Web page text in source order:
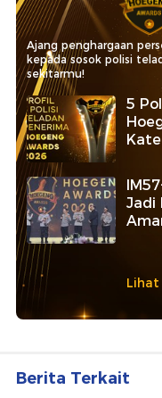
Ajang penghargaan
kepada sosok polisi
sekitarmu!
5
Jadi
Lihat
Berita Terkait